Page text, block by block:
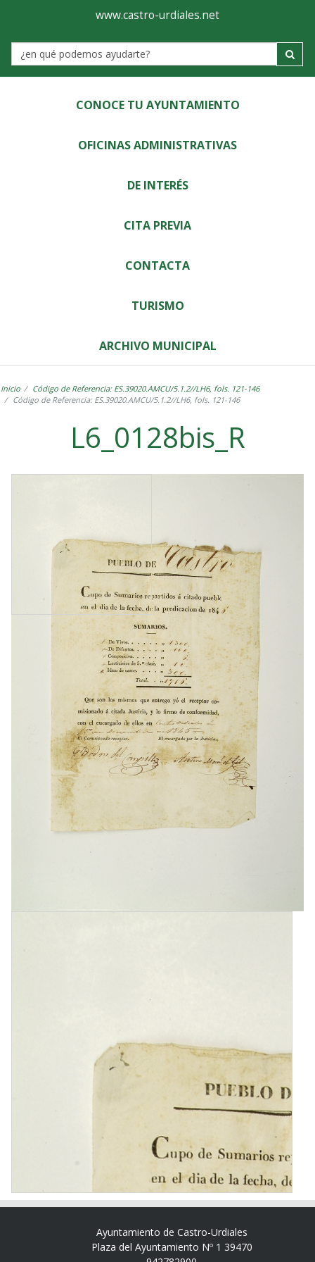
Ayuntamiento
de
Castro-
Urdiales
www.castro-urdiales.net
Label
CONOCE TU AYUNTAMIENTO
OFICINAS ADMINISTRATIVAS
DE INTERÉS
CITA PREVIA
CONTACTA
TURISMO
ARCHIVO MUNICIPAL
Inicio
Código de Referencia: ES.39020.AMCU/5.1.2//LH6, fols. 121-146
Código de Referencia: ES.39020.AMCU/5.1.2//LH6, fols. 121-146
L6_0128bis_R
Ayuntamiento de Castro-Urdiales
Plaza del Ayuntamiento Nº 1 39470